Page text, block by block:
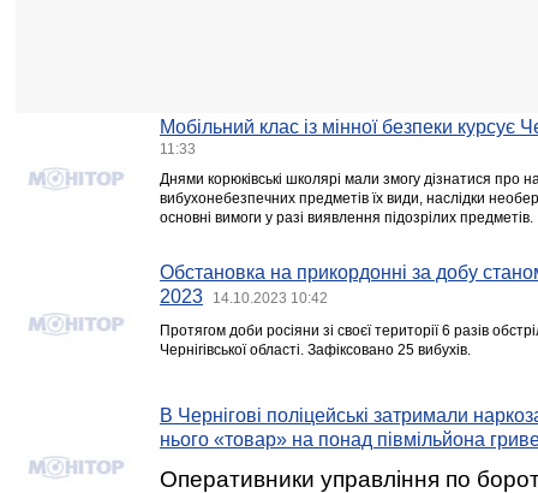
Мобільний клас із мінної безпеки курсує
11:33
Днями корюківські школярі мали змогу дізнатися про
вибухонебезпечних предметів їх види, наслідки
основні вимоги у разі виявлення підозрілих предметів.
Обстановка на прикордонні за добу
2023
14.10.2023 10:42
Протягом доби росіяни зі своєї території 6 разів
Чернігівської області. Зафіксовано 25 вибухів.
В Чернігові поліцейські затримали
нього «товар» на понад півмільйона
Оперативники управління по